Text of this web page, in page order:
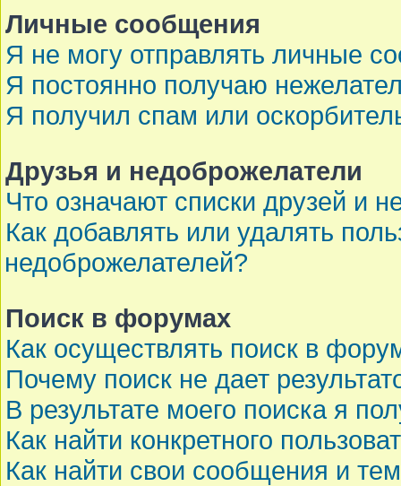
Личные сообщения
Я не могу отправлять личные
Я постоянно получаю
Я получил спам или
Друзья и недоброжелатели
Что означают списки друзей и
Как добавлять или удалять
недоброжелателей?
Поиск в форумах
Как осуществлять поиск в
Почему поиск не дает
В результате моего поиска я
Как найти конкретного
Как найти свои сообщения и